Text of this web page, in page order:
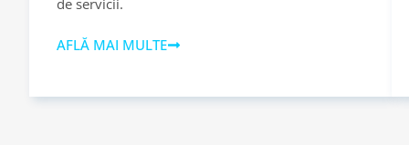
de servicii.
AFLĂ MAI MULTE